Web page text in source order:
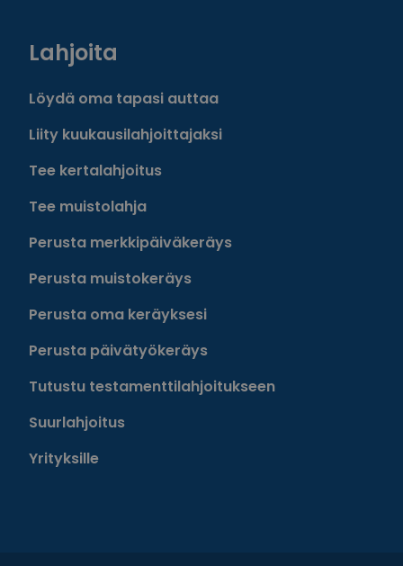
Lahjoita
Löydä oma tapasi auttaa
Liity kuukausilahjoittajaksi
Tee kertalahjoitus
Tee muistolahja
Perusta merkkipäiväkeräys
Perusta muistokeräys
Perusta oma keräyksesi
Perusta päivätyökeräys
Tutustu testamenttilahjoitukseen
Suurlahjoitus
Yrityksille